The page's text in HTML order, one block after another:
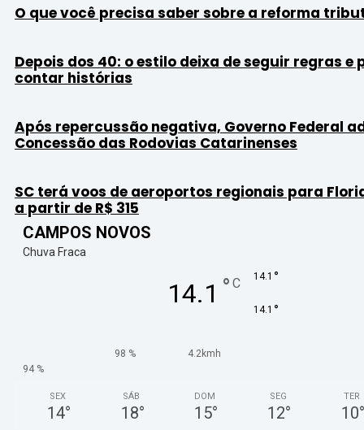
O que você precisa saber sobre a reforma
Depois dos 40: o estilo deixa de seguir regras e
contar histórias
Após repercussão negativa, Governo Federal
Concessão das Rodovias Catarinenses
SC terá voos de aeroportos regionais para
a partir de R$ 315
CAMPOS NOVOS
Chuva Fraca
14.1 ° C 14.1 °
14.1 °
98 %
4.2kmh
94 %
SEX
14°
SÁB
18°
DOM
15°
SEG
12°
TER
10°